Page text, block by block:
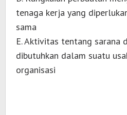
tenaga kerja yang
sama
E. Aktivitas tentang sarana
dibutuhkan dalam suatu
organisasi